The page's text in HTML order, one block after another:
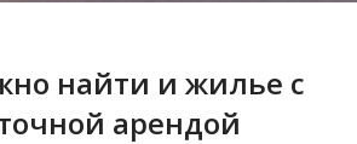
найти и жилье с
арендой